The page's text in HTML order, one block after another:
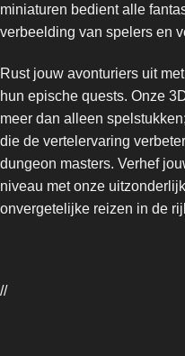
miniaturen bedient alle
verbeelding van spelers en
Rust jouw avonturiers uit
hun epische quests. Onze
meer dan alleen
die de vertelervaring
dungeon masters. Verhef
niveau met onze
onvergetelijke reizen in de
//